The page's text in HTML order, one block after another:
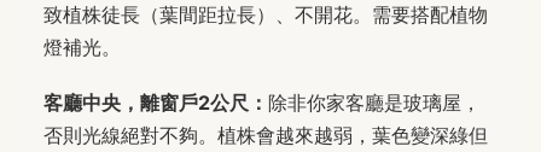
致植株徒長（葉間距拉長）、不開花。需要搭配植物
燈補光。
客廳中央，離窗戶2公尺： 除非你家客廳是玻璃屋，
否則光線絕對不夠。植株會越來越弱，葉色變深綠但